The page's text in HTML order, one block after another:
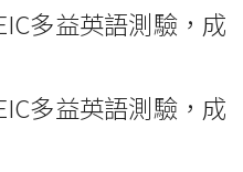
多益英語測驗，成
多益英語測驗，成